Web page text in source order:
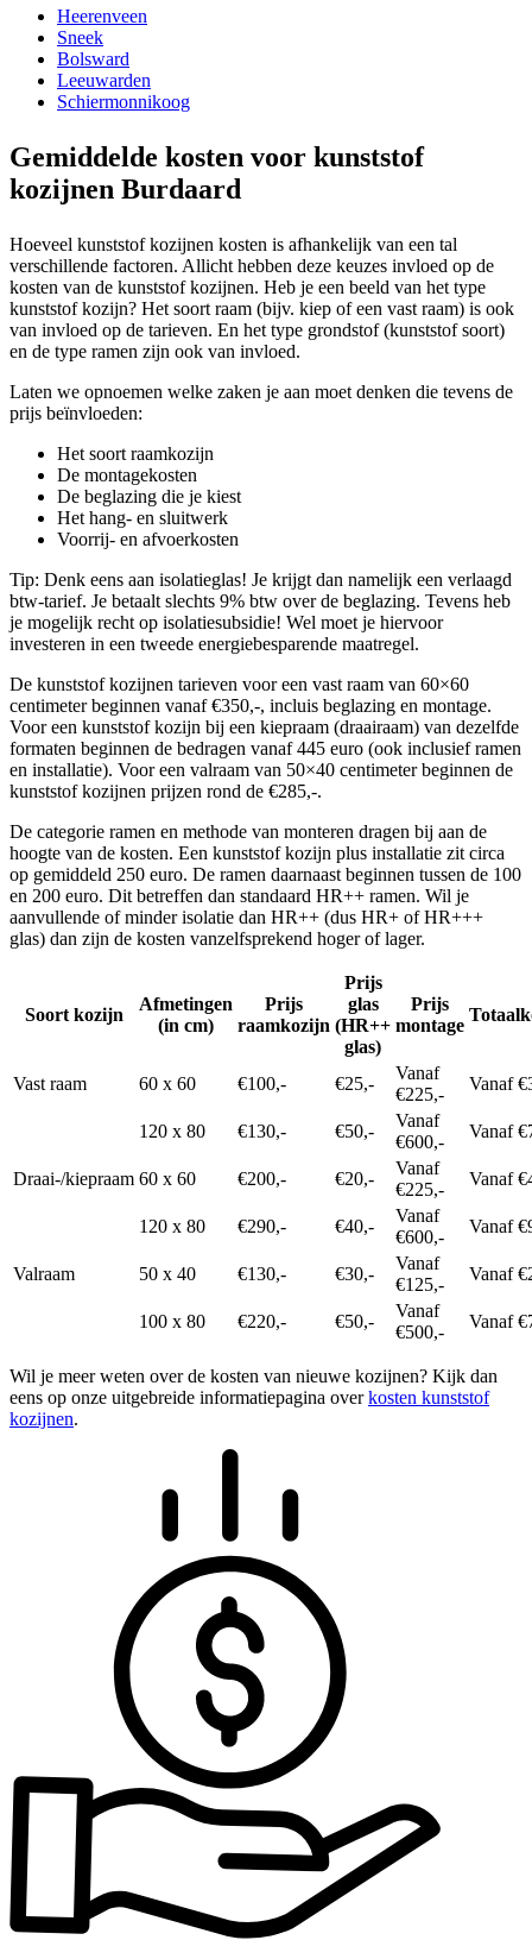
Heerenveen
Sneek
Bolsward
Leeuwarden
Schiermonnikoog
Gemiddelde kosten voor kunststof
kozijnen Burdaard
Hoeveel kunststof kozijnen kosten is afhankelijk van een tal
verschillende factoren. Allicht hebben deze keuzes invloed op de
kosten van de kunststof kozijnen. Heb je een beeld van het type
kunststof kozijn? Het soort raam (bijv. kiep of een vast raam) is ook
van invloed op de tarieven. En het type grondstof (kunststof soort)
en de type ramen zijn ook van invloed.
Laten we opnoemen welke zaken je aan moet denken die tevens de
prijs beïnvloeden:
Het soort raamkozijn
De montagekosten
De beglazing die je kiest
Het hang- en sluitwerk
Voorrij- en afvoerkosten
Tip: Denk eens aan isolatieglas! Je krijgt dan namelijk een verlaagd
btw-tarief. Je betaalt slechts 9% btw over de beglazing. Tevens heb
je mogelijk recht op isolatiesubsidie! Wel moet je hiervoor
investeren in een tweede energiebesparende maatregel.
De kunststof kozijnen tarieven voor een vast raam van 60×60
centimeter beginnen vanaf €350,-, incluis beglazing en montage.
Voor een kunststof kozijn bij een kiepraam (draairaam) van dezelfde
formaten beginnen de bedragen vanaf 445 euro (ook inclusief ramen
en installatie). Voor een valraam van 50×40 centimeter beginnen de
kunststof kozijnen prijzen rond de €285,-.
De categorie ramen en methode van monteren dragen bij aan de
hoogte van de kosten. Een kunststof kozijn plus installatie zit circa
op gemiddeld 250 euro. De ramen daarnaast beginnen tussen de 100
en 200 euro. Dit betreffen dan standaard HR++ ramen. Wil je
aanvullende of minder isolatie dan HR++ (dus HR+ of HR+++
glas) dan zijn de kosten vanzelfsprekend hoger of lager.
Soort kozijn
Afmetingen
(in cm)
Prijs
raamkozijn
Prijs
glas
(HR++
glas)
Prijs
montage
Vast raam 60 x 60 €100,- €25,-
Vanaf
€225,-
Vanaf
120 x 80 €130,- €50,-
Vanaf
€600,-
Vanaf
Draai-/kiepraam 60 x 60 €200,- €20,-
Vanaf
€225,-
Vanaf
120 x 80 €290,- €40,-
Vanaf
€600,-
Vanaf
Valraam 50 x 40 €130,- €30,-
Vanaf
€125,-
Vanaf
100 x 80 €220,- €50,-
Vanaf
€500,-
Vanaf
Wil je meer weten over de kosten van nieuwe kozijnen? Kijk dan
eens op onze uitgebreide informatiepagina overkosten kunststof
kozijnen.